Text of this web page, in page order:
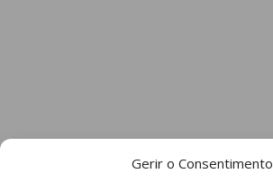
Gerir o Consentimento